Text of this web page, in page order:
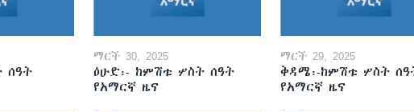
ሰዓት
ማርች 30, 2025
ዕሁድ፡- ከምሽቱ ሦስት ሰዓት
የአማርኛ ዜና
ማርች 29, 2025
ቅዳሜ፡-ከምሽቱ ሦስት
የአማርኛ ዜና